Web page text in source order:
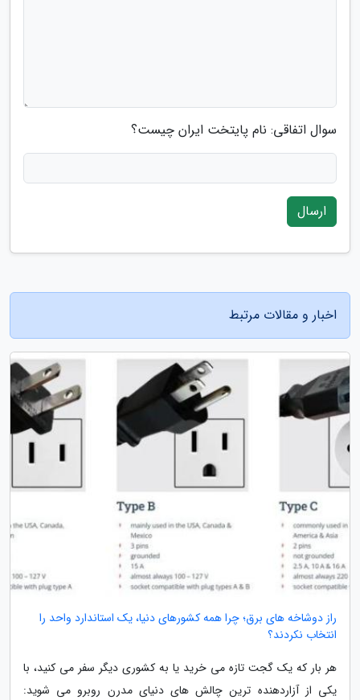
سوال اتفاقی: نام پایتخت ایران چیست؟
ارسال
اخبار و مقالات مرتبط
راز دوشاخه های برق؛ چرا همه کشورهای دنیا، یک استاندارد واحد را
انتخاب نکردند؟
هر بار که یک گجت تازه می خرید یا به کشوری دیگر سفر می کنید، با
یکی از آزاردهنده ترین چالش های دنیای مدرن روبرو می شوید: